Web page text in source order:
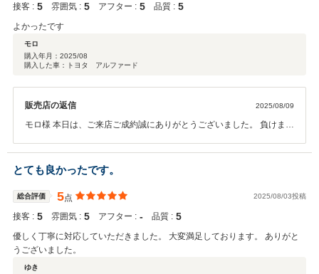
接客 : 5 雰囲気 : 5 アフター : 5 品質 : 5
よかったです
モロ
購入年月： 2025/08
購入した車：トヨタ アルファード
販売店の返信 2025/08/09
モロ様 本日は、ご来店ご成約誠にありがとうございました。 負けまし
す。 改めまして、今後とも宜しくお願い申し上げます！ ガリバー長岡
店 松前
とても良かったです。
総合評価 5点 2025/08/03投稿
接客 : 5 雰囲気 : 5 アフター : ‐ 品質 : 5
優しく丁寧に対応していただきました。 大変満足しております。 ありがと
うございました。
ゆき